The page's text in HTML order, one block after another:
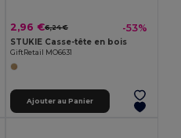
2,96 €6,24 € -53%
STUKIE Casse-tête en bois
GiftRetail MO6631
Ajouter au Panier